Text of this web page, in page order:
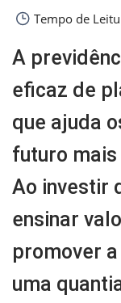
Tempo de
A
eficaz de
que ajuda
futuro
Ao investir
ensinar
promover
uma